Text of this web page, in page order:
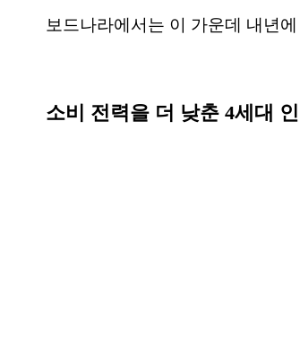
보드나라에서는 이 가운데 내년
소비 전력을 더 낮춘 4세대